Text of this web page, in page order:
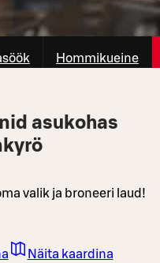
Hommikueine
asukohas
valik ja broneeri laud!
Näita kaardina